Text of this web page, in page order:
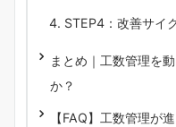
STEP4：改善サイ
まとめ｜工数管理を
か？
【FAQ】工数管理が